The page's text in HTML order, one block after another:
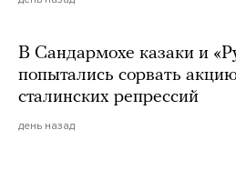
В Сандармохе казаки и
попытались сорвать
сталинских репрессий
день назад